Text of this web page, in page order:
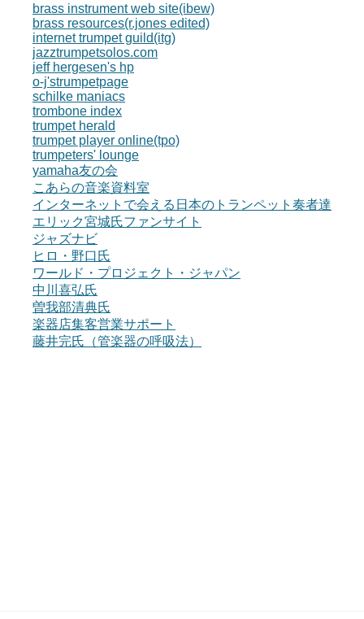
brass instrument web site(ibew)
brass resources(r.jones edited)
internet trumpet guild(itg)
jazztrumpetsolos.com
jeff hergesen's hp
o-j'strumpetpage
schilke maniacs
trombone index
trumpet herald
trumpet player online(tpo)
trumpeters' lounge
yamaha友の会
こあらの音楽資料室
インターネットで会える日本のトランペット奏者達
エリック宮城氏ファンサイト
ジャズナビ
ヒロ・野口氏
ワールド・プロジェクト・ジャパン
中川喜弘氏
曽我部清典氏
楽器店集客営業サポート
藤井完氏（管楽器の呼吸法）